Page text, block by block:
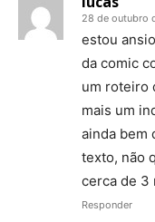
28 de outubro
estou
da comic
um roteiro
mais um
ainda bem
texto, não
cerca de 3
Responder